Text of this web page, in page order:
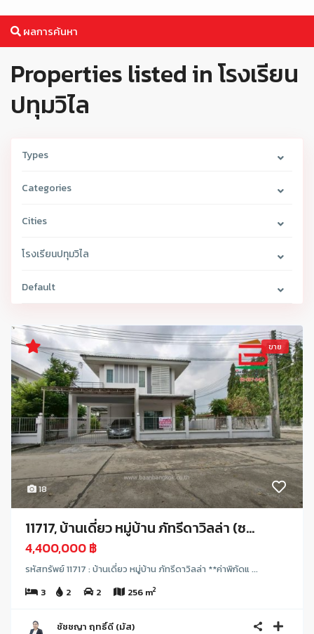
ผลการค้นหา
Properties listed in โรงเรียน
ปทุมวิไล
Types
Categories
Cities
โรงเรียนปทุมวิไล
Default
18
ขาย
11717, บ้านเดี่ยว หมู่บ้าน ภัทรีดาวิลล่า (ซ...
4,400,000 ฿
รหัสทรัพย์ 11717 : บ้านเดี่ยว หมู่บ้าน ภัทรีดาวิลล่า **ค่าพิกัดแ ...
3
2 2 256 m2
ชัชชญา ฤทธิ์ดี (มัส)